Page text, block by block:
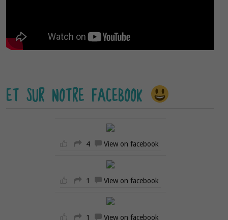
ET SUR NOTRE FACEBOOK
4 View on facebook
1 View on facebook
1 View on facebook